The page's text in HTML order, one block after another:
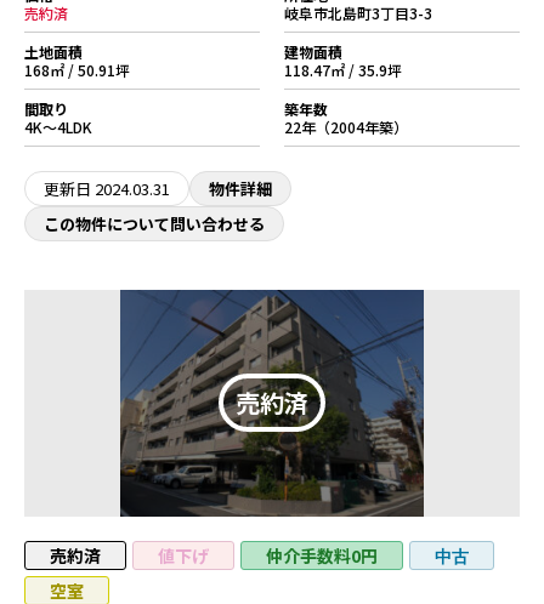
売約済
岐阜市北島町3丁目3-3
土地面積
168㎡ / 50.91坪
建物面積
118.47㎡ / 35.9坪
間取り
4K～4LDK
築年数
22年（2004年築）
更新日 2024.03.31
物件詳細
この物件について問い合わせる
売約済 値下げ 仲介手数料0円 中古
空室